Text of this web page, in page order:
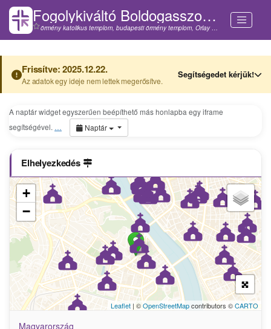
Fogolykiváltó Boldogasszony és Világosító Szent Gergely-templom (Budapest)
örmény katolikus templom, budapesti örmény templom, Orlay utcai kápolna
Frissítve: 2025.12.22.
Az adatok egy ideje nem lettek megerősítve.
Segítségedet kérjük!
A naptár widget egyszerűen beépíthető más honlapba egy iframe
segítségével. … Naptár
Elhelyezkedés
+
−
Leaflet | ©OpenStreetMapcontributors ©CARTO
Magyarország